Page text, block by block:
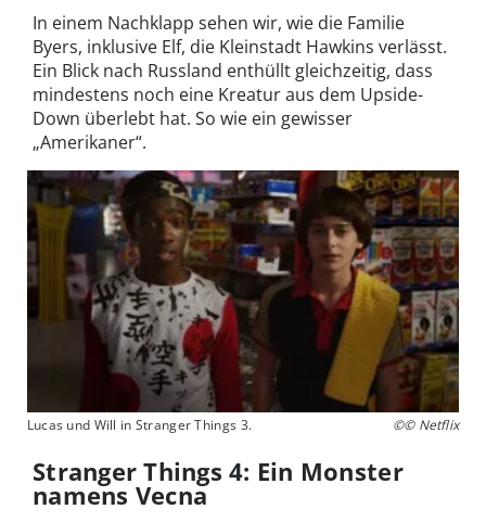
In einem Nachklapp sehen wir, wie die Familie
Byers, inklusive Elf, die Kleinstadt Hawkins verlässt.
Ein Blick nach Russland enthüllt gleichzeitig, dass
mindestens noch eine Kreatur aus dem Upside-
Down überlebt hat. So wie ein gewisser
„Amerikaner“.
Lucas und Will in Stranger Things 3. ©© Netflix
Stranger Things 4: Ein Monster
namens Vecna